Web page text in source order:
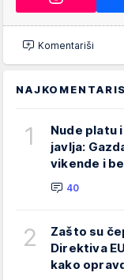
Komentariši
1
Nude platu
javlja:
vikende i
40
2
Zašto su
Direktiva
kako